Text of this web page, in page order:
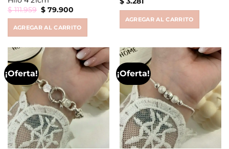
$111.959 Original
price
$ 111.959.
$79.900Current
$ 79.900.
AGREGAR AL CARRITO
AGREGAR AL CARRITO
¡Oferta! ¡Oferta!